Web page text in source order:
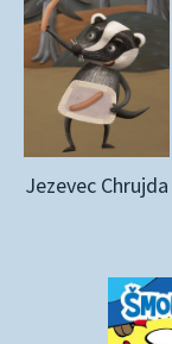
Jezevec Chrujda